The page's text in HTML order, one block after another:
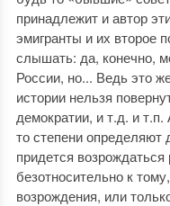
принадлежит и автор
эмигранты и их второе
слышать: да, конечно,
России, но... Ведь это
истории нельзя
демократии, и т.д. и
то степени определяют
придется
безотносительно к
возрождения, или